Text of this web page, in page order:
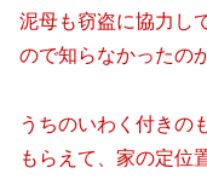
泥母も窃盗に協力し
ので知らなかったの
うちのいわく付きの
もらえて、家の定位